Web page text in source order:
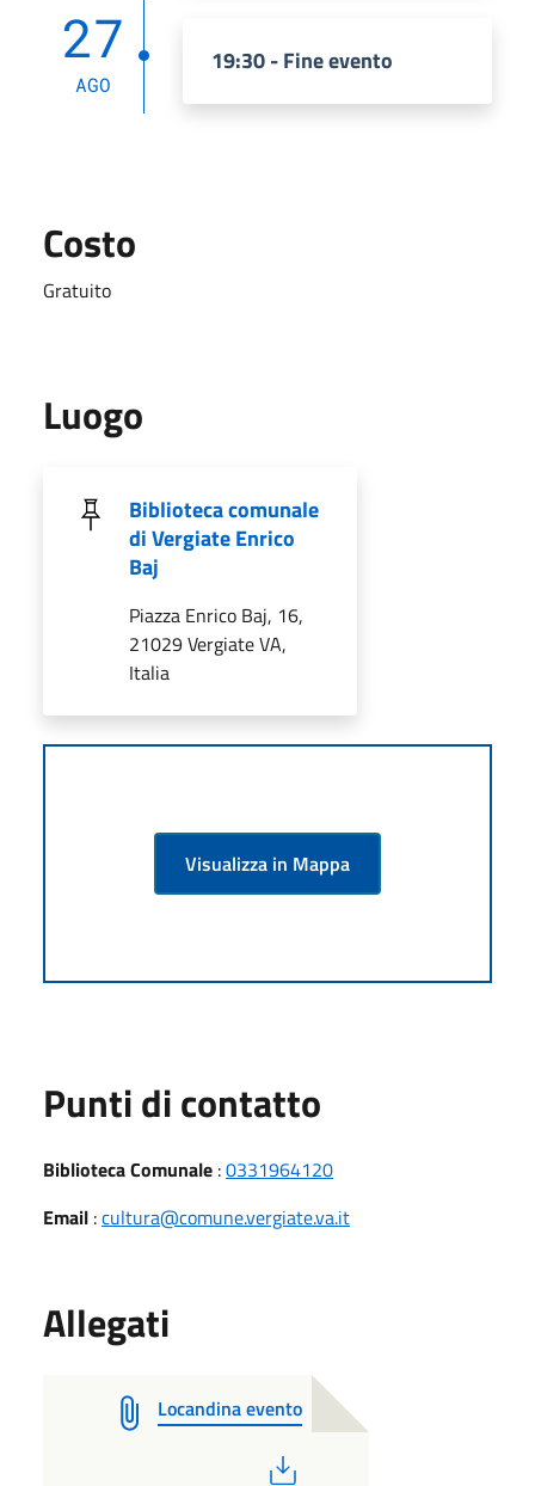
27
AGO
19:30 - Fine evento
Costo
Gratuito
Luogo
Biblioteca comunale
di Vergiate Enrico
Baj
Piazza Enrico Baj, 16,
21029 Vergiate VA,
Italia
Visualizza in Mappa
Punti di contatto
Biblioteca Comunale :0331964120
Email :cultura@comune.vergiate.va.it
Allegati
Locandina evento